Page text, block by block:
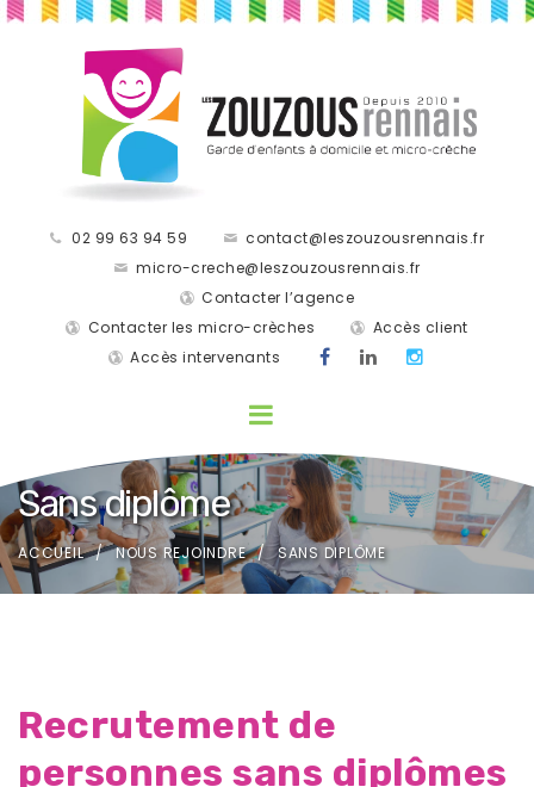
02 99 63 94 59
contact@leszouzousrennais.fr
micro-creche@leszouzousrennais.fr
Contacter l’agence
Contacter les micro-crèches
Accès client
Accès intervenants
Sans diplôme
ACCUEIL NOUS REJOINDRE SANS DIPLÔME
Recrutement de
personnes sans diplômes